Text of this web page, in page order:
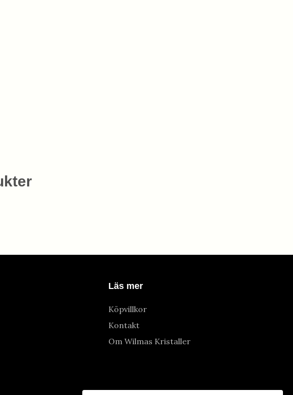
Läs mer
Köpvillkor
Kontakt
Om Wilmas Kristaller